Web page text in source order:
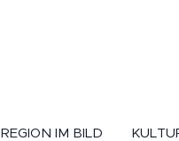
REGION IM BILD